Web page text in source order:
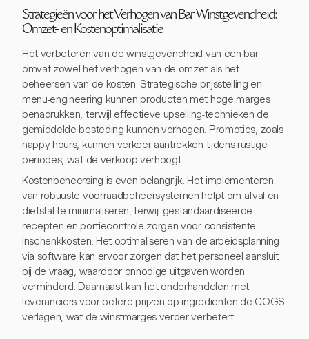
Strategieën voor het Verhogen van Bar Winstgevendheid:
Omzet- en Kostenoptimalisatie
Het verbeteren van de winstgevendheid van een bar
omvat zowel het verhogen van de omzet als het
beheersen van de kosten. Strategische prijsstelling en
menu-engineering kunnen producten met hoge marges
benadrukken, terwijl effectieve upselling-technieken de
gemiddelde besteding kunnen verhogen. Promoties, zoals
happy hours, kunnen verkeer aantrekken tijdens rustige
periodes, wat de verkoop verhoogt.
Kostenbeheersing is even belangrijk. Het implementeren
van robuuste voorraadbeheersystemen helpt om afval en
diefstal te minimaliseren, terwijl gestandaardiseerde
recepten en portiecontrole zorgen voor consistente
inschenkkosten. Het optimaliseren van de arbeidsplanning
via software kan ervoor zorgen dat het personeel aansluit
bij de vraag, waardoor onnodige uitgaven worden
verminderd. Daarnaast kan het onderhandelen met
leveranciers voor betere prijzen op ingrediënten de COGS
verlagen, wat de winstmarges verder verbetert.